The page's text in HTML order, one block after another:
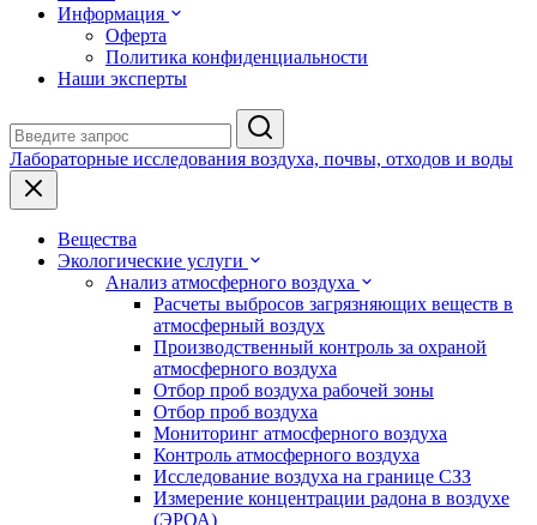
Информация
Оферта
Политика конфиденциальности
Наши эксперты
Лабораторные исследования воздуха, почвы, отходов и воды
Вещества
Экологические услуги
Анализ атмосферного воздуха
Расчеты выбросов загрязняющих веществ в
атмосферный воздух
Производственный контроль за охраной
атмосферного воздуха
Отбор проб воздуха рабочей зоны
Отбор проб воздуха
Мониторинг атмосферного воздуха
Контроль атмосферного воздуха
Исследование воздуха на границе СЗЗ
Измерение концентрации радона в воздухе
(ЭРОА)